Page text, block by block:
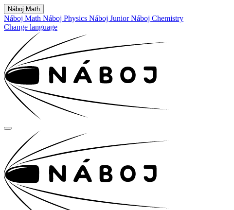
Náboj Math
Náboj Math Náboj Physics Náboj JuniorNáboj Chemistry
Change language